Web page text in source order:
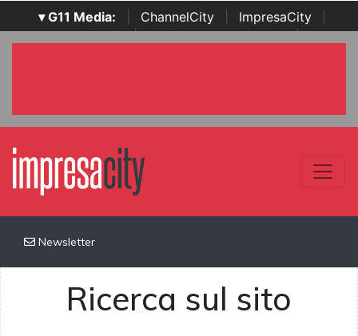
▾ G11 Media: ChannelCity ImpresaCity
SecurityOpenLab | Italian Channel Awards | Italian
Newsletter
Ricerca sul sito